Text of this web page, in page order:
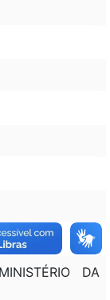
DA